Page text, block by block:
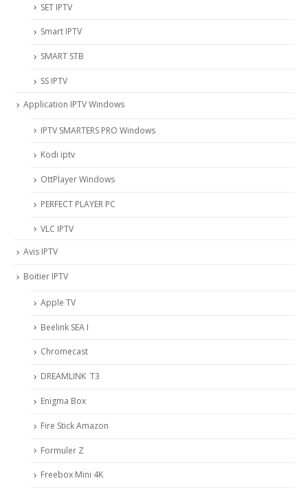
SET IPTV
Smart IPTV
SMART STB
SS IPTV
Application IPTV Windows
IPTV SMARTERS PRO Windows
Kodi iptv
OttPlayer Windows
PERFECT PLAYER PC
VLC IPTV
Avis IPTV
Boitier IPTV
Apple TV
Beelink SEA I
Chromecast
DREAMLINK T3
Enigma Box
Fire Stick Amazon
Formuler Z
Freebox Mini 4K